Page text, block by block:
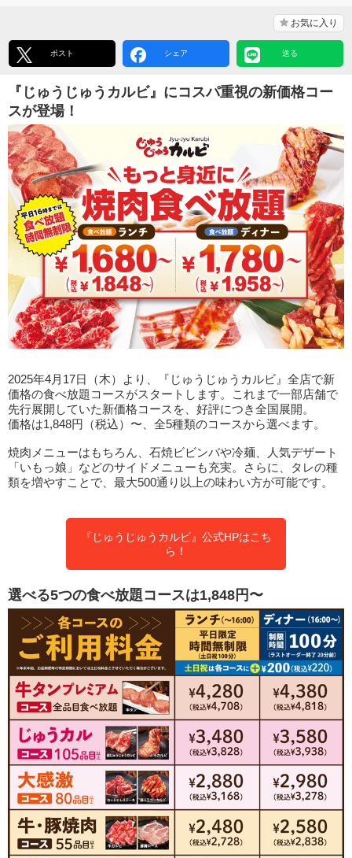
お気に入り
ポスト シェア 送る
『じゅうじゅうカルビ』にコスパ重視の新価格コー
スが登場！
2025年4月17日（木）より、『じゅうじゅうカルビ』全店で新
価格の食べ放題コースがスタートします。これまで一部店舗で
先行展開していた新価格コースを、好評につき全国展開。
価格は1,848円（税込）〜、全5種類のコースから選べます。
焼肉メニューはもちろん、石焼ビビンバや冷麺、人気デザート
「いもっ娘」などのサイドメニューも充実。さらに、タレの種
類を増やすことで、最大500通り以上の味わい方が可能です。
『じゅうじゅうカルビ』公式HPはこち
ら！
選べる5つの食べ放題コースは1,848円〜